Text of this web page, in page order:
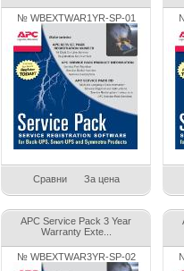
№ WBEXTWAR1YR-SP-01
Сравни За цена
APC Service Pack 3 Year
Warranty Exte...
№ WBEXTWAR3YR-SP-02